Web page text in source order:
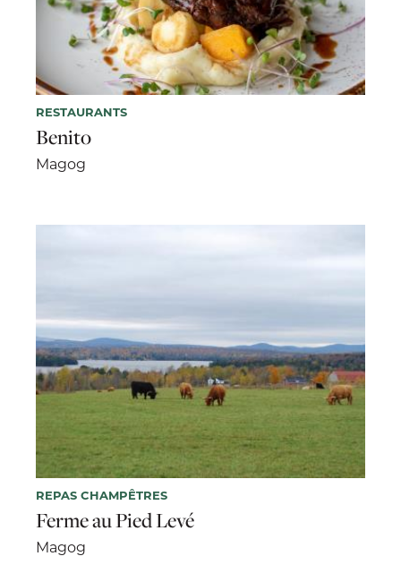
RESTAURANTS
Benito
Magog
REPAS CHAMPÊTRES
Ferme au Pied Levé
Magog